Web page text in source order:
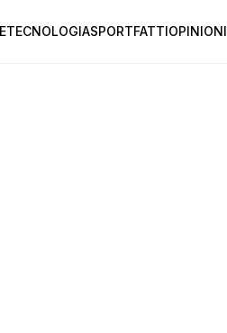
TECNOLOGIASPORTFATTIOPINIONI